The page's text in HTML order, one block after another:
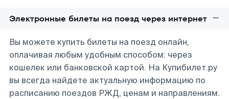
Электронные билеты на поезд через интернет
Вы можете купить билеты на поезд онлайн,
оплачивая любым удобным способом: через
кошелек или банковской картой. На Купибилет.ру
вы всегда найдете актуальную информацию по
расписанию поездов РЖД, ценам и направлениям.